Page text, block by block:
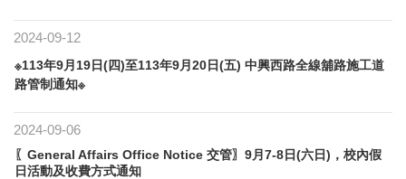
2024-09-12
※113年9月19日(四)至113年9月20日(五) 中興西路全線舖路施工道
路管制通知※
2024-09-06
〖General Affairs Office Notice 交管〗9月7-8日(六日)，校內假
日活動及收費方式通知